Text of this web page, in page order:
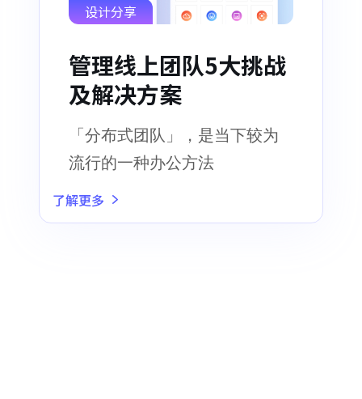
设计分享
管理线上团队5大挑战
及解决方案
「分布式团队」，是当下较为
流行的一种办公方法
了解更多